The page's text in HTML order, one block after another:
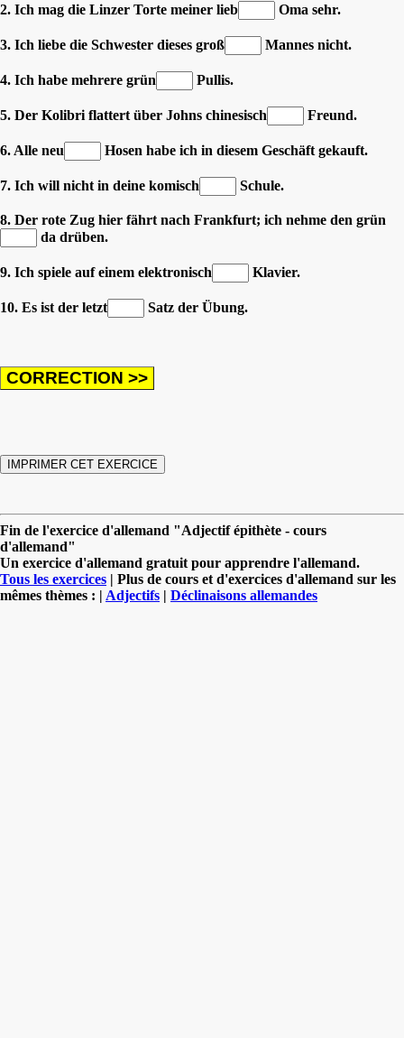
2. Ich mag die Linzer Torte meiner lieb Oma sehr.
3. Ich liebe die Schwester dieses groß Mannes nicht.
4. Ich habe mehrere grün Pullis.
5. Der Kolibri flattert über Johns chinesisch Freund.
6. Alle neu Hosen habe ich in diesem Geschäft gekauft.
7. Ich will nicht in deine komisch Schule.
8. Der rote Zug hier fährt nach Frankfurt; ich nehme den grün
da drüben.
9. Ich spiele auf einem elektronisch Klavier.
10. Es ist der letzt Satz der Übung.
Fin de l'exercice d'allemand "Adjectif épithète - cours
d'allemand"
Un exercice d'allemand gratuit pour apprendre l'allemand.
Tous les exercices | Plus de cours et d'exercices d'allemand sur les
mêmes thèmes : | Adjectifs | Déclinaisons allemandes